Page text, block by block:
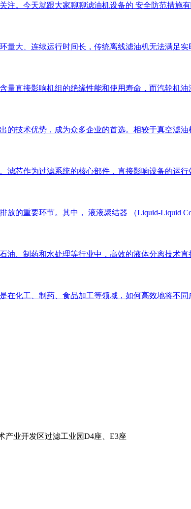
注。今天就跟大家聊聊滤油机设备的 安全防范措施
量大、连续运行时间长，传统离线滤油机无法满足
直接影响机组的绝缘性能和使用寿命，而汽轮机
技术优势，成为众多企业的首选。相较于真空滤
滤芯作为过滤系统的核心部件，直接影响设备的运
的重要环节。其中， 液液聚结器 （Liquid-Liquid
、制药和水处理等行业中，高效的液体分离技术
化工、制药、食品加工等领域，如何高效地将不
产业开发区过滤工业园D4座、E3座